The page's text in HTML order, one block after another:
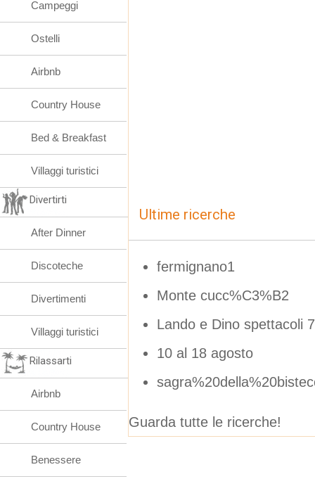
Ultime ricerche
fermignano1
Monte cucc%C3%B2
Lando e Dino spettacoli
10 al 18 agosto
Guarda tutte le ricerche!
Campeggi
Ostelli
Airbnb
Country House
Bed & Breakfast
Villaggi turistici
Divertirti
After Dinner
Discoteche
Divertimenti
Villaggi turistici
Rilassarti
Airbnb
Country House
Benessere